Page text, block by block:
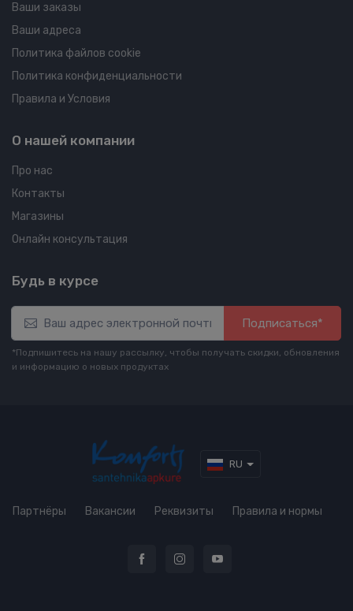
Ваши заказы
Ваши адреса
Политика файлов cookie
Политика конфиденциальности
Правила и Условия
О нашей компании
Про нас
Контакты
Магазины
Онлайн консультация
Будь в курсе
Подписаться*
*Подпишитесь на нашу рассылку, чтобы получать скидки, обновления
и информацию о новых продуктах
RU
Партнёры Вакансии Реквизиты Правила и нормы